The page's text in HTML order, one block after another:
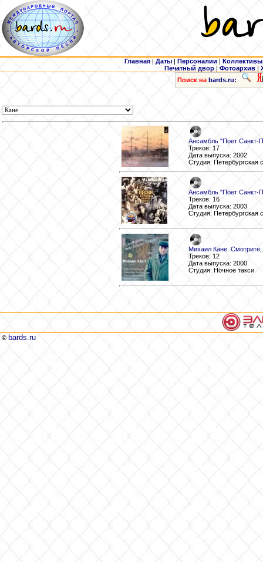
Главная | Даты | Персоналии | Коллективы
Печатный двор |Фотоархив |
Поиск на bards.ru:
Ансамбль "Поет Санкт-
Треков: 17
Дата выпуска: 2002
Студия: Петербургская
Ансамбль "Поет Санкт-
Треков: 16
Дата выпуска: 2003
Студия: Петербургская
Михаил Кане. Смотрите,
Треков: 12
Дата выпуска: 2000
Студия: Ночное такси
© bards.ru